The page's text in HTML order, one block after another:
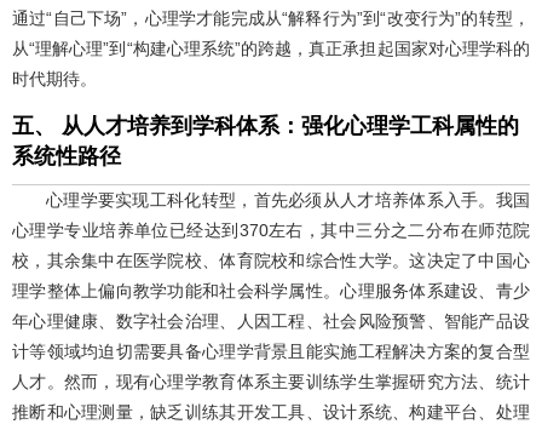
通过“自己下场”，心理学才能完成从“解释行为”到“改变行为”的转型，
从“理解心理”到“构建心理系统”的跨越，真正承担起国家对心理学科的
时代期待。
五、 从人才培养到学科体系：强化心理学工科属性的
系统性路径
心理学要实现工科化转型，首先必须从人才培养体系入手。我国
心理学专业培养单位已经达到370左右，其中三分之二分布在师范院
校，其余集中在医学院校、体育院校和综合性大学。这决定了中国心
理学整体上偏向教学功能和社会科学属性。心理服务体系建设、青少
年心理健康、数字社会治理、人因工程、社会风险预警、智能产品设
计等领域均迫切需要具备心理学背景且能实施工程解决方案的复合型
人才。然而，现有心理学教育体系主要训练学生掌握研究方法、统计
推断和心理测量，缺乏训练其开发工具、设计系统、构建平台、处理